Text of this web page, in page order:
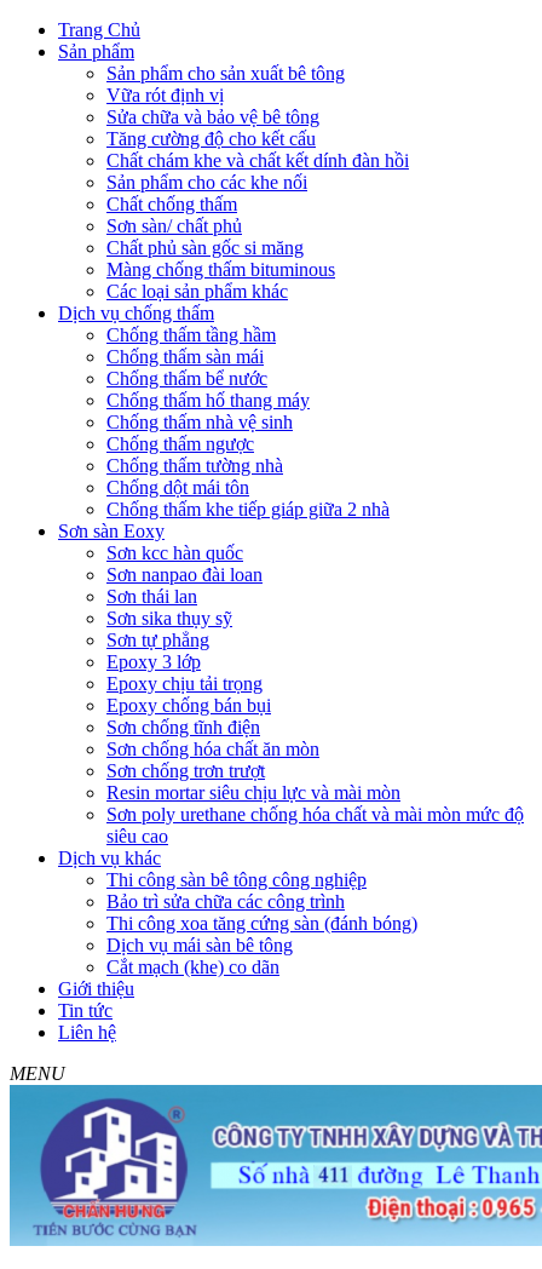
Trang Chủ
Sản phẩm
Sản phẩm cho sản xuất bê tông
Vữa rót định vị
Sửa chữa và bảo vệ bê tông
Tăng cường độ cho kết cấu
Chất chám khe và chất kết dính đàn hồi
Sản phẩm cho các khe nối
Chất chống thấm
Sơn sàn/ chất phủ
Chất phủ sàn gốc si măng
Màng chống thấm bituminous
Các loại sản phẩm khác
Dịch vụ chống thấm
Chống thấm tầng hầm
Chống thấm sàn mái
Chống thấm bể nước
Chống thấm hố thang máy
Chống thấm nhà vệ sinh
Chống thấm ngược
Chống thấm tường nhà
Chống dột mái tôn
Chống thấm khe tiếp giáp giữa 2 nhà
Sơn sàn Eoxy
Sơn kcc hàn quốc
Sơn nanpao đài loan
Sơn thái lan
Sơn sika thụy sỹ
Sơn tự phẳng
Epoxy 3 lớp
Epoxy chịu tải trọng
Epoxy chống bán bụi
Sơn chống tĩnh điện
Sơn chống hóa chất ăn mòn
Sơn chống trơn trượt
Resin mortar siêu chịu lực và mài mòn
Sơn poly urethane chống hóa chất và mài mòn mức độ
siêu cao
Dịch vụ khác
Thi công sàn bê tông công nghiệp
Bảo trì sửa chữa các công trình
Thi công xoa tăng cứng sàn (đánh bóng)
Dịch vụ mái sàn bê tông
Cắt mạch (khe) co dãn
Giới thiệu
Tin tức
Liên hệ
MENU